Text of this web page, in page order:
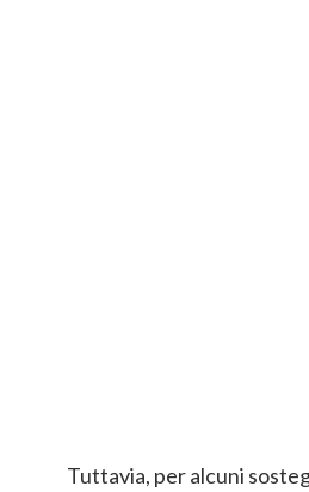
Tuttavia, per alcuni